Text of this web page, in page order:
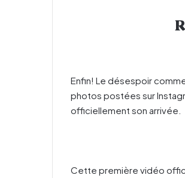
Enfin! Le désespoir
photos postées sur
officiellement son arrivée.
Cette première vidéo